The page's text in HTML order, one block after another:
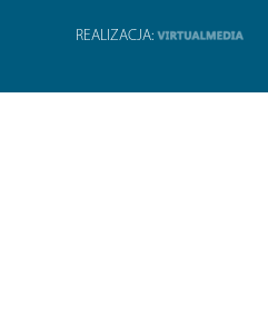
REALIZACJA: